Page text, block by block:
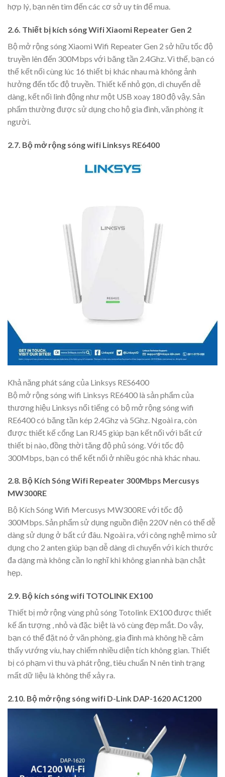
hợp lý, bạn nên tìm đến các cơ sở uy tín để mua.
2.6. Thiết bị kích sóng Wifi Xiaomi Repeater Gen 2
Bộ mở rộng sóng Xiaomi Wifi Repeater Gen 2 sở hữu tốc độ
truyền lên đến 300Mbps với băng tần 2.4Ghz. Vì thế, bạn có
thể kết nối cùng lúc 16 thiết bị khác nhau mà không ảnh
hưởng đến tốc độ truyền. Thiết kế nhỏ gọn, di chuyển dễ
dàng, kết nối linh động như một USB xoay 180 độ vậy. Sản
phẩm thường được sử dụng cho hộ gia đình, văn phòng ít
người.
2.7. Bộ mở rộng sóng wifi Linksys RE6400
Khả năng phát sáng của Linksys RES6400
Bộ mở rộng sóng wifi Linksys RE6400 là sản phẩm của
thương hiệu Linksys nổi tiếng có bộ mở rộng sóng wifi
RE6400 có băng tần kép 2.4Ghz và 5Ghz. Ngoài ra, còn
được thiết kế cổng Lan RJ45 giúp bạn kết nối với bất cứ
thiết bị nào, đồng thời tăng độ phủ sóng. Với tốc độ
300Mbps, bạn có thể kết nối ở nhiều góc nhà khác nhau.
2.8. Bộ Kích Sóng Wifi Repeater 300Mbps Mercusys
MW300RE
Bộ Kích Sóng Wifi Mercusys MW300RE với tốc độ
300Mbps. Sản phẩm sử dụng nguồn điện 220V nên có thể dễ
dàng sử dụng ở bất cứ đâu. Ngoài ra, với công nghệ mimo sử
dụng cho 2 anten giúp bạn dễ dàng di chuyển với kích thước
đa dạng mà không cần lo nghĩ khi không gian nhà bạn chật
hẹp.
2.9. Bộ kích sóng wifi TOTOLINK EX100
Thiết bị mở rộng vùng phủ sóng Totolink EX100 được thiết
kế ấn tượng , nhỏ và đặc biệt là vô cùng đẹp mắt. Do vậy,
bạn có thể đặt nó ở văn phòng, gia đình mà không hề cảm
thấy vướng víu, hay chiếm nhiều diện tích không gian. Thiết
bị có phạm vi thu và phát rộng, tiêu chuẩn N nên tình trạng
mất dữ liệu là không thể xảy ra.
2.10. Bộ mở rộng sóng wifi D-Link DAP-1620 AC1200